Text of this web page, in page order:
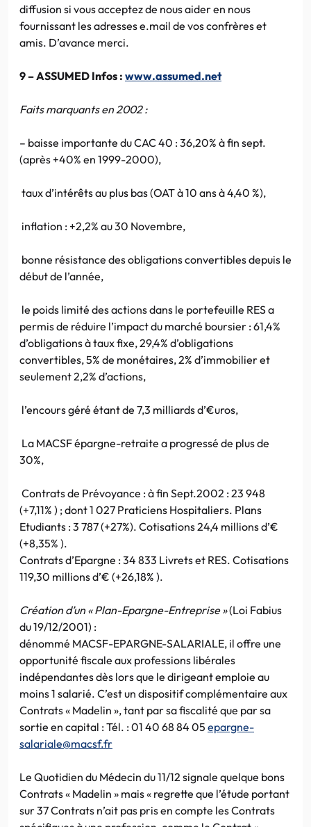
diffusion si vous acceptez de nous aider en nous
fournissant les adresses e.mail de vos confrères et
amis. D’avance merci.
9 – ASSUMED Infos : www.assumed.net
Faits marquants en 2002 :
– baisse importante du CAC 40 : 36,20% à fin sept.
(après +40% en 1999-2000),
taux d’intérêts au plus bas (OAT à 10 ans à 4,40 %),
inflation : +2,2% au 30 Novembre,
bonne résistance des obligations convertibles depuis le
début de l’année,
le poids limité des actions dans le portefeuille RES a
permis de réduire l’impact du marché boursier : 61,4%
d’obligations à taux fixe, 29,4% d’obligations
convertibles, 5% de monétaires, 2% d’immobilier et
seulement 2,2% d’actions,
l’encours géré étant de 7,3 milliards d’€uros,
La MACSF épargne-retraite a progressé de plus de
30%,
Contrats de Prévoyance : à fin Sept.2002 : 23 948
(+7,11% ) ; dont 1 027 Praticiens Hospitaliers. Plans
Etudiants : 3 787 (+27%). Cotisations 24,4 millions d’€
(+8,35% ).
Contrats d’Epargne : 34 833 Livrets et RES. Cotisations
119,30 millions d’€ (+26,18% ).
Création d’un « Plan-Epargne-Entreprise »(Loi Fabius
du 19/12/2001) :
dénommé MACSF-EPARGNE-SALARIALE, il offre une
opportunité fiscale aux professions libérales
indépendantes dès lors que le dirigeant emploie au
moins 1 salarié. C’est un dispositif complémentaire aux
Contrats « Madelin », tant par sa fiscalité que par sa
sortie en capital : Tél. : 01 40 68 84 05 epargne-
salariale@macsf.fr
Le Quotidien du Médecin du 11/12 signale quelque bons
Contrats « Madelin » mais « regrette que l’étude portant
sur 37 Contrats n’ait pas pris en compte les Contrats